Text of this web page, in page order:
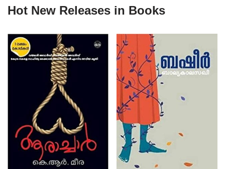
Hot New Releases in Books